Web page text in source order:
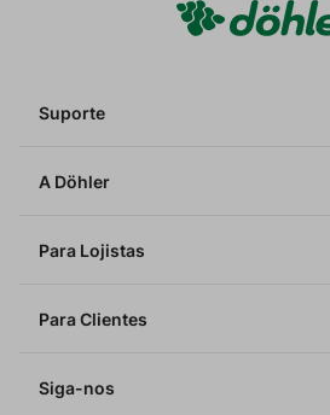
Suporte
A Döhler
Para Lojistas
Para Clientes
Siga-nos